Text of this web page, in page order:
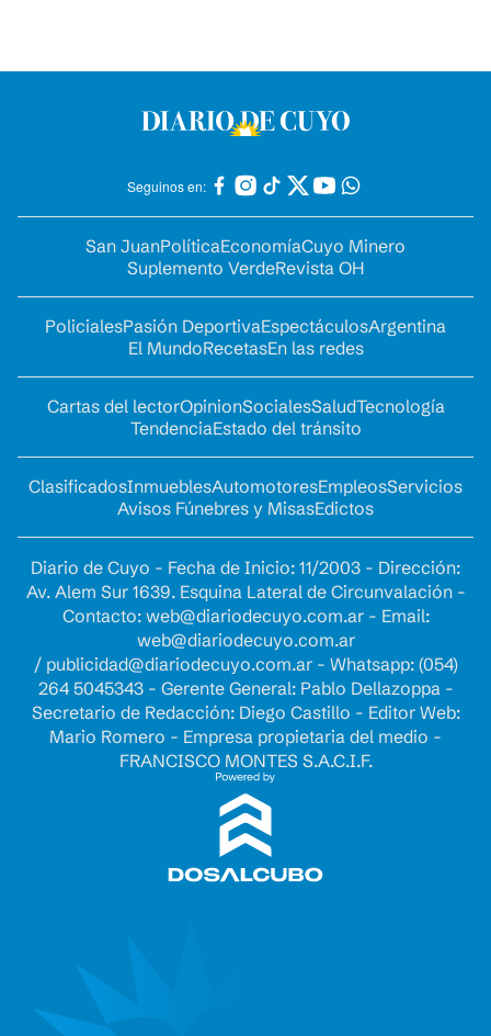
Seguinos en:
San JuanPolíticaEconomíaCuyo Minero
Suplemento VerdeRevista OH
PolicialesPasión DeportivaEspectáculosArgentina
El MundoRecetasEn las redes
Cartas del lectorOpinionSocialesSaludTecnología
TendenciaEstado del tránsito
ClasificadosInmueblesAutomotoresEmpleosServicios
Avisos Fúnebres y MisasEdictos
Diario de Cuyo - Fecha de Inicio: 11/2003 - Dirección:
Av. Alem Sur 1639. Esquina Lateral de Circunvalación -
Contacto: web@diariodecuyo.com.ar- Email:
web@diariodecuyo.com.ar
/ publicidad@diariodecuyo.com.ar- Whatsapp: (054)
264 5045343 - Gerente General: Pablo Dellazoppa -
Secretario de Redacción: Diego Castillo - Editor Web:
Mario Romero - Empresa propietaria del medio -
FRANCISCO MONTES S.A.C.I.F.